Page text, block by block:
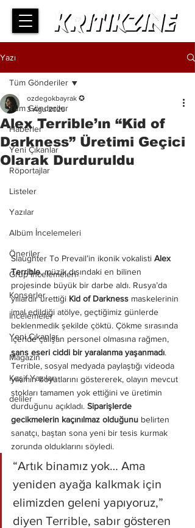
Yazı
Tüm Gönderiler
Haberler
Yeni Çıkanlar
Röportajlar
Listeler
Yazılar
Albüm İncelemeleri
Öneriler
Grup İncelemeleri
Konserler
İncelemeler
Yeni Çıkanlar
Magazin
Keşif Yazıları
deliler
Tüm Gönderiler
Alex Terrible’ın “Kid of
Darkness” Üretimi Geçici
Olarak Durduruldu
ozdegokbayrak ✪
3 Ağu 2025
Slaughter To Prevail’in ikonik vokalisti Alex
Terrible, müzik dışındaki en bilinen
projesinde büyük bir darbe aldı. Rusya’da
yıllardır ürettiği Kid of Darkness maskelerinin
imal edildiği atölye, geçtiğimiz günlerde
beklenmedik şekilde çöktü. Çökme sırasında
içeride çalışan personel olmasına rağmen,
şans eseri ciddi bir yaralanma yaşanmadı.
Terrible, sosyal medyada paylaştığı videoda
yıkımın boyutlarını göstererek, olayın mevcut
stokları tamamen yok ettiğini ve üretimin
durduğunu açıkladı. Siparişlerde
gecikmelerin kaçınılmaz olduğunu belirten
sanatçı, baştan sona yeni bir tesis kurmak
zorunda olduklarını söyledi.
“Artık binamız yok… Ama
yeniden ayağa kalkmak için
elimizden geleni yapıyoruz,”
diyen Terrible, sabır gösteren